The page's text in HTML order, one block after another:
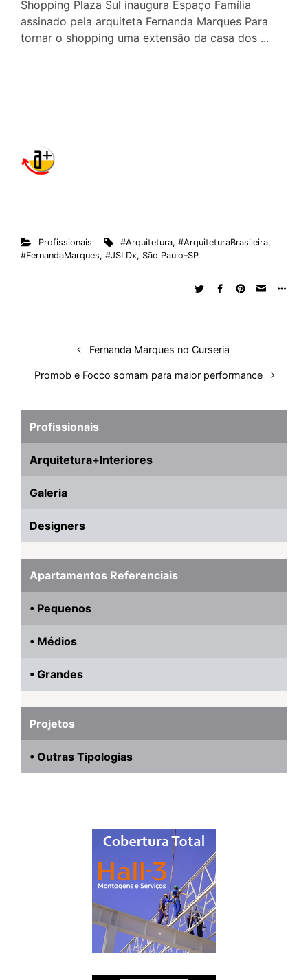
Shopping Plaza Sul inaugura Espaço Família
assinado pela arquiteta Fernanda Marques Para
tornar o shopping uma extensão da casa dos ...
Profissionais #Arquitetura,#ArquiteturaBrasileira,
#FernandaMarques, #JSLDx, São Paulo–SP
Fernanda Marques no Curseria
Promob e Focco somam para maior performance
Profissionais
Arquitetura+Interiores
Galeria
Designers
Apartamentos Referenciais
• Pequenos
• Médios
• Grandes
Projetos
• Outras Tipologias